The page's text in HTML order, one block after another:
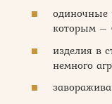
одиночные
которым –
изделия в
немного